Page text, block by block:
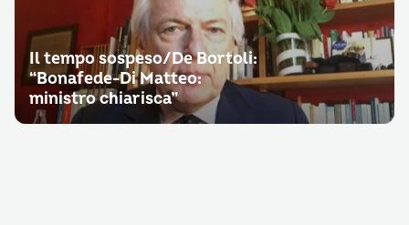
Il tempo sospeso/De Bortoli:
“Bonafede-Di Matteo:
ministro chiarisca”